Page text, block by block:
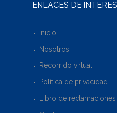
ENLACES DE INTERÉS
Inicio
Nosotros
Recorrido virtual
Política de privacidad
Libro de reclamaciones